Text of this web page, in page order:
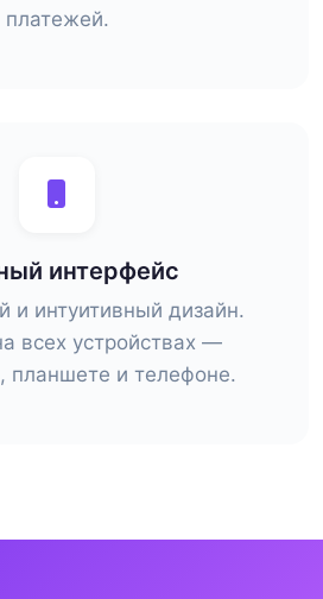
платежей.
интерфейс
и интуитивный дизайн.
всех устройствах —
планшете и телефоне.